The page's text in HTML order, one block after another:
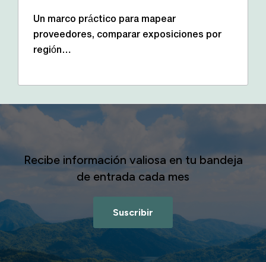
Un marco práctico para mapear
proveedores, comparar exposiciones por
región…
Recibe información valiosa en tu bandeja
de entrada cada mes
Suscribir